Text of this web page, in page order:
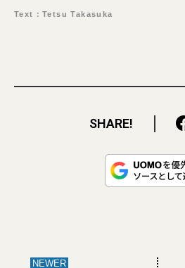
Text：Tetsu Takasuka
SHARE!
NEWER